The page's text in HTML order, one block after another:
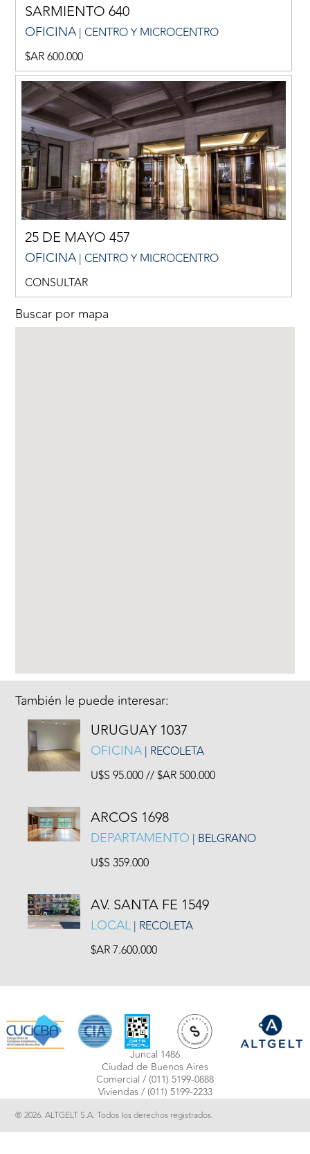
SARMIENTO 640
OFICINA | CENTRO Y MICROCENTRO
$AR 600.000
25 DE MAYO 457
OFICINA | CENTRO Y MICROCENTRO
CONSULTAR
Buscar por mapa
También le puede interesar:
URUGUAY 1037
OFICINA| RECOLETA
U$S 95.000 // $AR 500.000
ARCOS 1698
DEPARTAMENTO | BELGRANO
U$S 359.000
AV. SANTA FE 1549
LOCAL| RECOLETA
$AR 7.600.000
Juncal 1486
Ciudad de Buenos Aires
Comercial /(011) 5199-0888
Viviendas /(011) 5199-2233
® 2026. ALTGELT S.A. Todos los derechos registrados.